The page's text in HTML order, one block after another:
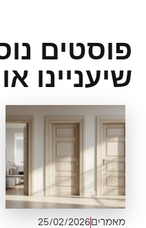
25/02/2026